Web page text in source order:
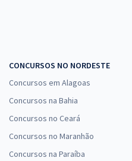
CONCURSOS NO NORDESTE
Concursos em Alagoas
Concursos na Bahia
Concursos no Ceará
Concursos no Maranhão
Concursos na Paraíba